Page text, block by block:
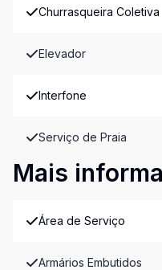
Churrasqueira Coletiva
Elevador
Interfone
Serviço de Praia
Mais
Área de Serviço
Armários Embutidos